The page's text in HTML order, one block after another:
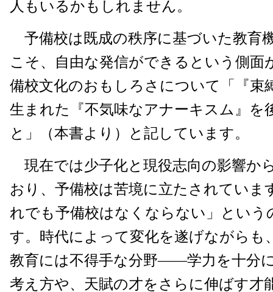
人もいるかもしれません。
予備校は既成の秩序に基づいた教育
こそ、自由な発信ができるという側面
備校文化のおもしろさについて「『束
生まれた『不気味なアナーキスム』を
と」（本書より）と記しています。
現在では少子化と現役志向の影響か
おり、予備校は苦境に立たされていま
れでも予備校はなくならない」という
す。時代によって変化を遂げながらも
教育には不得手な分野――学力を十分
考え方や、天賦の才をさらに伸ばす